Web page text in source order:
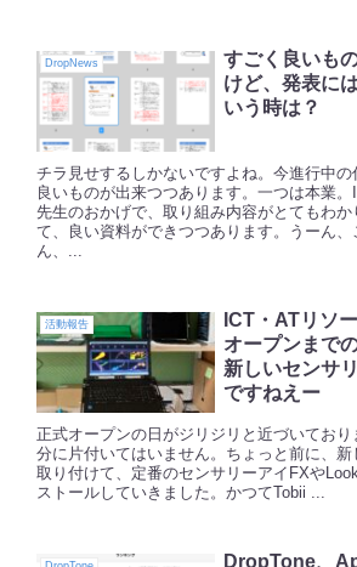
DropNews
すごく良いも
けど、発表に
いう時は？
チラ見せするしかないですよね。今進行中の
良いものが出来つつあります。一つは本業
先生のおかげで、取り組み内容がとてもわ
て、良い資料ができつつあります。うーん
ん、...
活動報告
ICT・ATリソ
オープンまで
新しいセンサ
ですねえー
正式オープンの日がジリジリと近づいてお
分に片付いてはいません。ちょっと前に、
取り付けて、定番のセンサリーアイFXや
ストールしていきました。かつてTobii ...
DropTone、